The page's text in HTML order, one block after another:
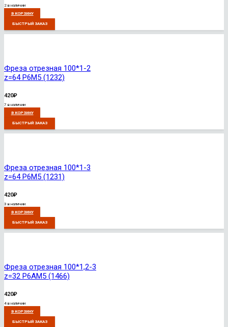
2 в наличии
В КОРЗИНУ
БЫСТРЫЙ ЗАКАЗ
Фреза отрезная 100*1-2
z=64 Р6М5 (1232)
420₽
7 в наличии
В КОРЗИНУ
БЫСТРЫЙ ЗАКАЗ
Фреза отрезная 100*1-3
z=64 Р6М5 (1231)
420₽
3 в наличии
В КОРЗИНУ
БЫСТРЫЙ ЗАКАЗ
Фреза отрезная 100*1,2-3
z=32 Р6АМ5 (1466)
420₽
4 в наличии
В КОРЗИНУ
БЫСТРЫЙ ЗАКАЗ